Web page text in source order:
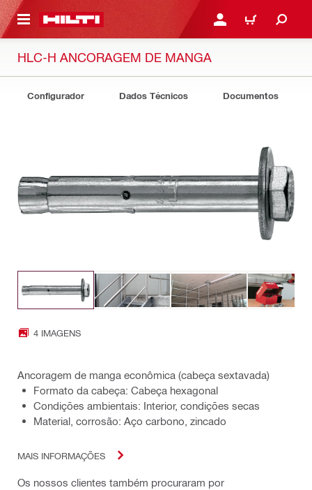
PRINCIPAL ENTRAR OU CADASTRAR
CARRINHO
HLC-H ANCORAGEM DE MANGA
Configurador Dados Técnicos Documentos
4 IMAGENS
Ancoragem de manga econômica (cabeça sextavada)
Formato da cabeça: Cabeça hexagonal
Condições ambientais: Interior, condições secas
Material, corrosão: Aço carbono, zincado
MAIS INFORMAÇÕES
Os nossos clientes também procuraram por